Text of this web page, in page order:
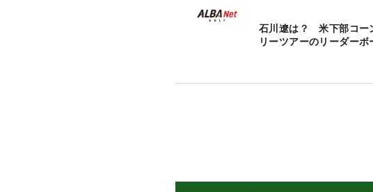
石川遼は？ 米下部コー
リーツアーのリーダーボ